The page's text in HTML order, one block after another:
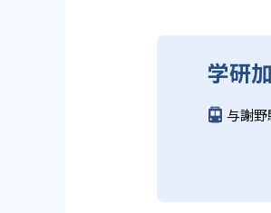
学研教室
学研
与謝野